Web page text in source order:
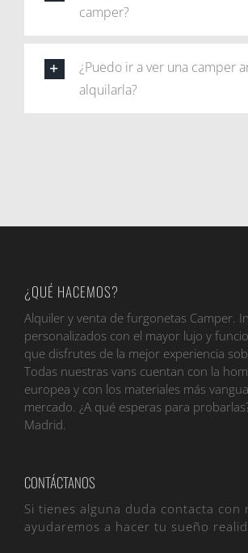
camper?
¿Puedo ir a ver una camper
alquilarla?
¿QUÉ HACEMOS?
Alquiler y venta de furgonetas Camper.
personalizados con el mayor lujo y
que disfrutes de la mejor experiencia
Todas nuestras vans cuentan con la
europea y con los materiales más
mercado. ¿A qué esperas para
Madrid.
CONTÁCTANOS
Si tienes alguna duda contacta con
ayudaremos a hacer tu sueño